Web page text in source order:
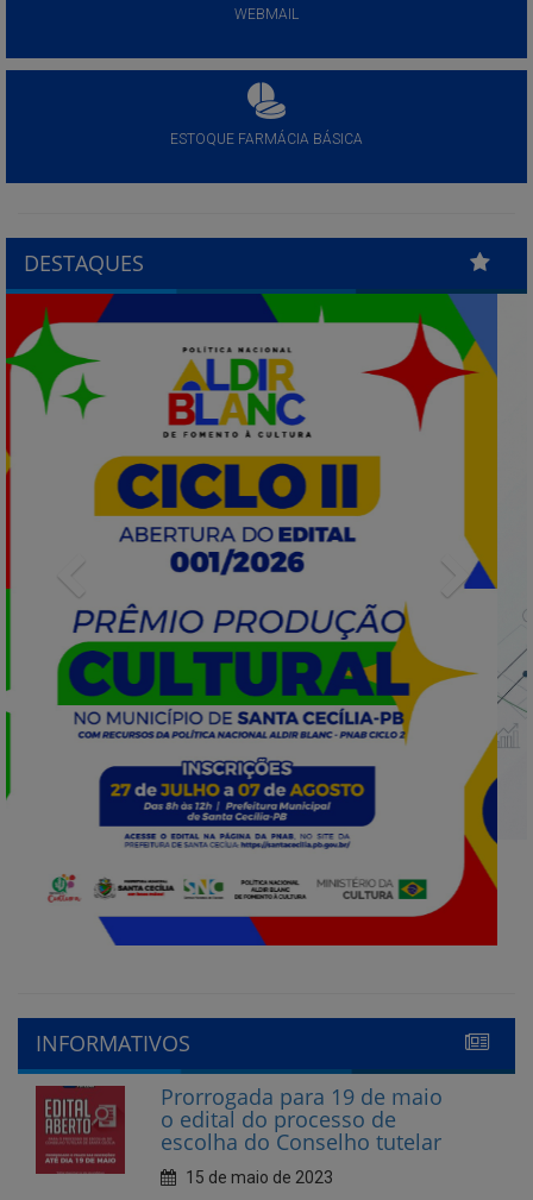
WEBMAIL
ESTOQUE FARMÁCIA BÁSICA
DESTAQUES
Previous
INFORMATIVOS
o edital do processo de
escolha do Conselho tutelar
15 de maio de 2023
Abertas as inscrições para
Conselheiro Tutelar em
Santa Cecília